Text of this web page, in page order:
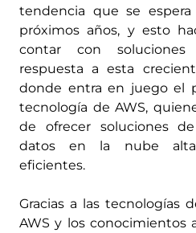
tendencia que se
próximos años, y esto
contar con
respuesta a esta
donde entra en juego el
tecnología de AWS,
de ofrecer soluciones
datos en la nube
eficientes.
Gracias a las tecnologías
AWS y los conocimientos